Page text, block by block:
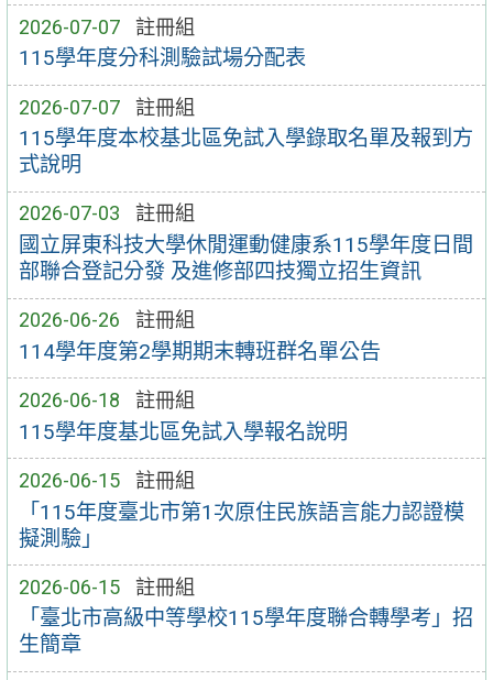
2026-07-07 註冊組
115學年度分科測驗試場分配表
2026-07-07 註冊組
115學年度本校基北區免試入學錄取名單及報到方
式說明
2026-07-03 註冊組
國立屏東科技大學休閒運動健康系115學年度日間
部聯合登記分發 及進修部四技獨立招生資訊
2026-06-26 註冊組
114學年度第2學期期末轉班群名單公告
2026-06-18 註冊組
115學年度基北區免試入學報名說明
2026-06-15 註冊組
「115年度臺北市第1次原住民族語言能力認證模
擬測驗」
2026-06-15 註冊組
「臺北市高級中等學校115學年度聯合轉學考」招
生簡章